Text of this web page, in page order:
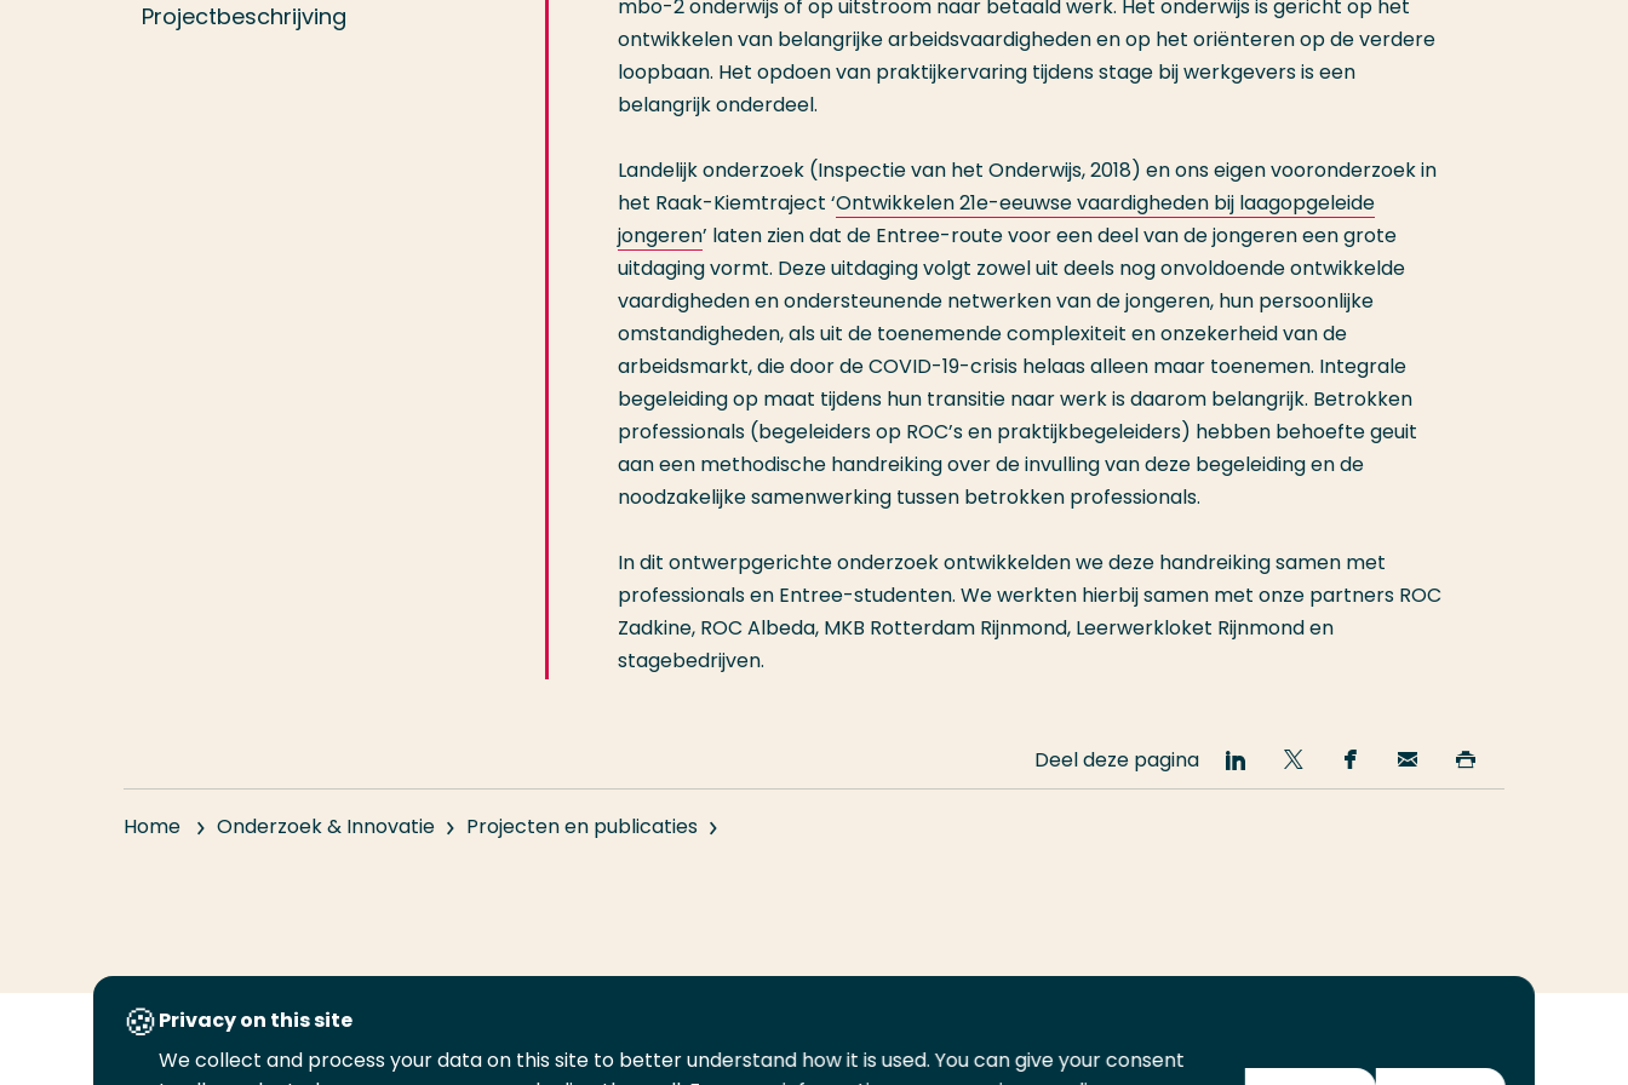
mbo-2 onderwijs of op uitstroom naar betaald werk. Het onderwijs is gericht op het
ontwikkelen van belangrijke arbeidsvaardigheden en op het oriënteren op de verdere
loopbaan. Het opdoen van praktijkervaring tijdens stage bij werkgevers is een
belangrijk onderdeel.
Landelijk onderzoek (Inspectie van het Onderwijs, 2018) en ons eigen vooronderzoek in
het Raak-Kiemtraject ‘Ontwikkelen 21e-eeuwse vaardigheden bij laagopgeleide
jongeren’ laten zien dat de Entree-route voor een deel van de jongeren een grote
uitdaging vormt. Deze uitdaging volgt zowel uit deels nog onvoldoende ontwikkelde
vaardigheden en ondersteunende netwerken van de jongeren, hun persoonlijke
omstandigheden, als uit de toenemende complexiteit en onzekerheid van de
arbeidsmarkt, die door de COVID-19-crisis helaas alleen maar toenemen. Integrale
begeleiding op maat tijdens hun transitie naar werk is daarom belangrijk. Betrokken
professionals (begeleiders op ROC’s en praktijkbegeleiders) hebben behoefte geuit
aan een methodische handreiking over de invulling van deze begeleiding en de
noodzakelijke samenwerking tussen betrokken professionals.
In dit ontwerpgerichte onderzoek ontwikkelden we deze handreiking samen met
professionals en Entree-studenten. We werkten hierbij samen met onze partners ROC
Zadkine, ROC Albeda, MKB Rotterdam Rijnmond, Leerwerkloket Rijnmond en
stagebedrijven.
Projectbeschrijving
Home Onderzoek & Innovatie Projecten en publicaties
Deel deze pagina
Deel
op
Deel
op
Deel
op
Email
deze deze
VolgVolgVolgVolg
Privacy on this site
We collect and process your data on this site to better understand how it is used. You can give your consent